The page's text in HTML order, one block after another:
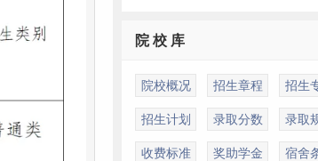
院 校 库
院校概况 招生章程 招生
招生计划 录取分数 录取
收费标准 奖助学金 宿舍